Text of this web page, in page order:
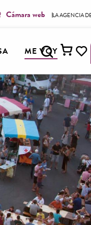
Buscar
Cámara web LA AGENCIA
ME VOY